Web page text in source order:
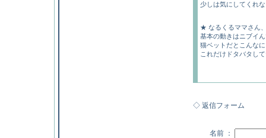
少しは気にしてくれ
★ なるくるママさん
基本の動きはニブイ
猫ベットだとこんな
これだけドタバタし
◇ 返信フォーム
名前 ：